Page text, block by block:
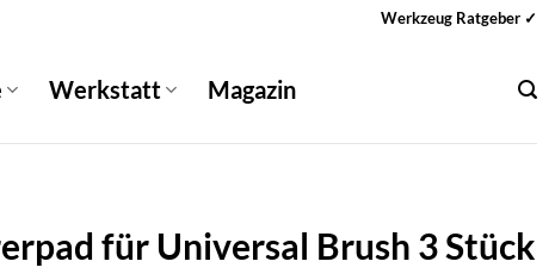
Werkzeug Ratgeber ✓
Werkstatt Magazin
für Universal Brush 3 Stück